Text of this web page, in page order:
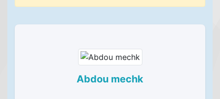
Abdou mechk